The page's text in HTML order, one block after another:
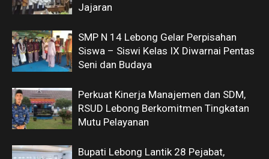
Jajaran
SMP N 14 Lebong Gelar Perpisahan
Siswa – Siswi Kelas IX Diwarnai Pentas
Seni dan Budaya
Perkuat Kinerja Manajemen dan SDM,
RSUD Lebong Berkomitmen Tingkatan
Mutu Pelayanan
Bupati Lebong Lantik 28 Pejabat,